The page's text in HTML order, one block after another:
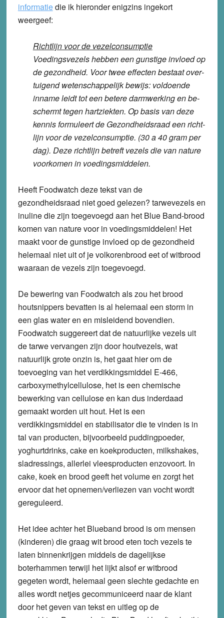
informatiedie ik hieronder enigzins ingekort
weergeef:
Richtlijn voor de vezelconsumptie
Voe­dings­ve­zels hebben een gun­sti­ge invloed op
de ge­zond­heid. Voor twee ef­fec­ten bestaat over­
tui­gend we­ten­schap­pe­lijk bewijs: vol­doen­de
inname leidt tot een betere darm­wer­king en be­
schermt tegen hart­ziek­ten. Op basis van deze
kennis for­mu­leert de Ge­zond­heids­raad een richt­
lijn voor de ve­zel­con­sump­tie. (30 a 40 gram per
dag). Deze richt­lijn betreft vezels die van nature
voor­ko­men in voe­dings­mid­de­len.
Heeft Foodwatch deze tekst van de
gezondheidsraad niet goed gelezen? tarwevezels en
inuline die zijn toegevoegd aan het Blue Band-brood
komen van nature voor in voedingsmiddelen! Het
maakt voor de gunstige invloed op de gezondheid
helemaal niet uit of je volkorenbrood eet of witbrood
waaraan de vezels zijn toegevoegd.
De bewering van Foodwatch als zou het brood
houtsnippers bevatten is al helemaal een storm in
een glas water en en misleidend bovendien.
Foodwatch suggereert dat de natuurlijke vezels uit
de tarwe vervangen zijn door houtvezels, wat
natuurlijk grote onzin is, het gaat hier om de
toevoeging van het verdikkingsmiddel E-466,
carboxymethylcellulose, het is een chemische
bewerking van cellulose en kan dus inderdaad
gemaakt worden uit hout. Het is een
verdikkingsmiddel en stabilisator die te vinden is in
tal van producten, bijvoorbeeld puddingpoeder,
yoghurtdrinks, cake en koekproducten, milkshakes,
sladressings, allerlei vleesproducten enzovoort. In
cake, koek en brood geeft het volume en zorgt het
ervoor dat het opnemen/verliezen van vocht wordt
gereguleerd.
Het idee achter het Blueband brood is om mensen
(kinderen) die graag wit brood eten toch vezels te
laten binnenkrijgen middels de dagelijkse
boterhammen terwijl het lijkt alsof er witbrood
gegeten wordt, helemaal geen slechte gedachte en
alles wordt netjes gecommuniceerd naar de klant
door het geven van tekst en uitleg op de